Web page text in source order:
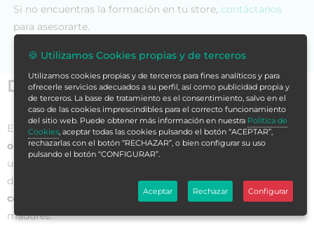
Datos generales
El desarrollo psicomotores el proceso por el que el niño
obtiene progresivamente las habilidadesque le permitirán
una plena interacción con su entorno, adquiriendo y
diferenciando una serie defunciones de tipo motor,
cognitivas, social y del lenguaje desde que nace hasta la
madurez.
Si no encuentras la formación en tu store, contáctanos
para asesorarte.
🍪 Utilizamos Cookies propias y de terceros
Utilizamos cookies propias y de terceros para fines analíticos y para
ofrecerle servicios adecuados a su perfil, así como publicidad propia y
de terceros. La base de tratamiento es el consentimiento, salvo en el
caso de las cookies imprescindibles para el correcto funcionamiento
del sitio web. Puede obtener más información en nuestra Política de
Cookies , aceptar todas las cookies pulsando el botón “ACEPTAR”,
rechazarlas con el botón “RECHAZAR”, o bien configurar su uso
pulsando el botón “CONFIGURAR”.
Aceptar Rechazar Configurar